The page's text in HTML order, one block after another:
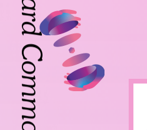
Toward Common Cause